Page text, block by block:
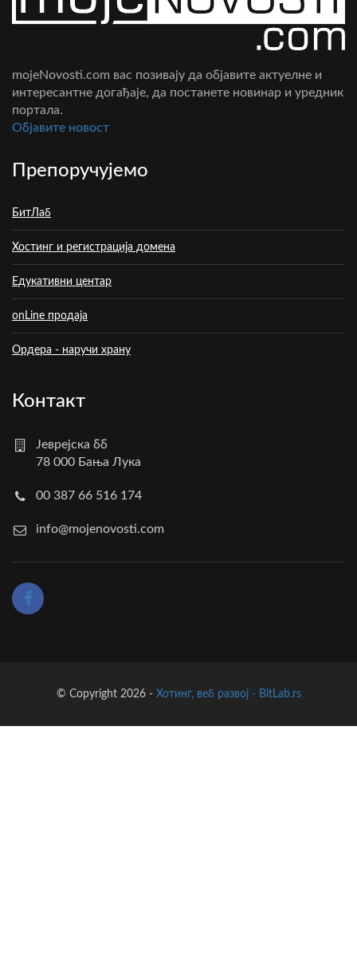
mojeNovosti.com вас позивају да објавите актуелне и
интересантне догађаје, да постанете новинар и уредник
портала.
Oбјавите новост
Препоручујемо
БитЛаб
Хостинг и регистрација домена
Едукативни центар
onLine продаја
Ордера - наручи храну
Контакт
Јеврејска бб
78 000 Бања Лука
00 387 66 516 174
info@mojenovosti.com
© Copyright 2026 - Хотинг, веб развој - BitLab.rs